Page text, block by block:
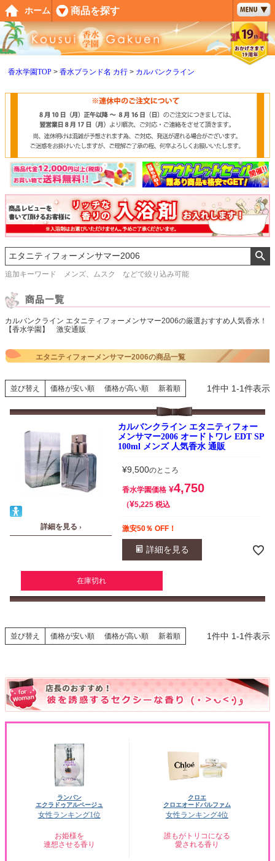
香水学園TOP 香水ブランド名 カ行 カルバンクライン
追加キーワード メンズ、ムスク などで絞り込み可能
カルバンクライン エタニティフォーメンサマー2006の厳選おすすめ人気香水！
【香水学園】 激安通販
エタニティフォーメンサマー2006の商品一覧
並び替え 価格が安い順 価格が高い順 新着順 1件中 1-1件表示
詳細を見る ›
カルバンクライン エタニティフォー
メンサマー2006 オードトワレ EDT SP
100ml メンズ 人気香水 通販
¥9,500のところ
香水学園価格 ¥4,750
¥5,225 税込
激安50％ OFF！
詳細を見る
在庫切れ
並び替え 価格が安い順 価格が高い順 新着順 1件中 1-1件表示
ランバン
エクラドゥアルページュ
女性ランキング1位
お姫様を
連想させる香り
クロエ
クロエオードパルファム
女性ランキング4位
誰もがトリコになる
愛される香り
ペー
ジト
ップ
へ
ホーム 商品を探す